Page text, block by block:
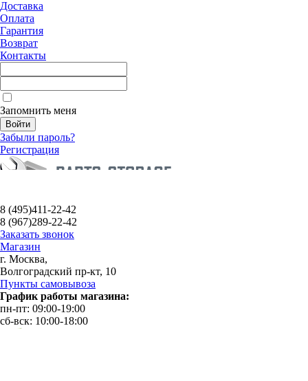
Доставка
Оплата
Гарантия
Возврат
Контакты
Запомнить меня
Забыли пароль?
Регистрация
8 (495)411-22-42
8 (967)289-22-42
Заказать звонок
Магазин
г. Москва,
Волгоградский пр-кт, 10
Пункты самовывоза
График работы магазина:
пн-пт: 09:00-19:00
сб-вск: 10:00-18:00